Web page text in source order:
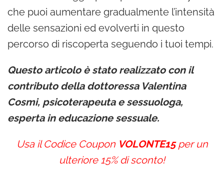
che puoi aumentare gradualmente l’intensità
delle sensazioni ed evolverti in questo
percorso di riscoperta seguendo i tuoi tempi.
Questo articolo è stato realizzato con il
contributo della dottoressa Valentina
Cosmi, psicoterapeuta e sessuologa,
esperta in educazione sessuale.
Usa il Codice Coupon VOLONTE15per un
ulteriore 15% di sconto!